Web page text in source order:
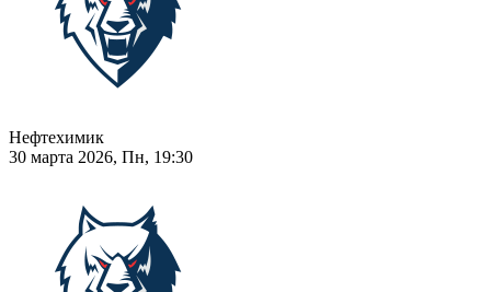
Нефтехимик
30 марта 2026, Пн, 19:30